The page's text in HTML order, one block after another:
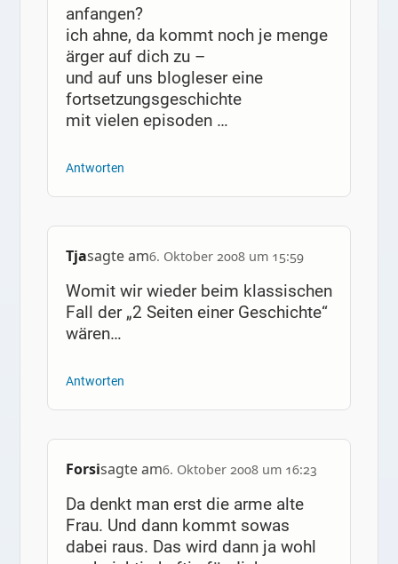
anfangen?
ich ahne, da kommt noch je menge
ärger auf dich zu –
und auf uns blogleser eine
fortsetzungsgeschichte
mit vielen episoden …
Antworten
Tjasagte am6. Oktober 2008 um 15:59
Womit wir wieder beim klassischen
Fall der „2 Seiten einer Geschichte“
wären…
Antworten
Forsisagte am6. Oktober 2008 um 16:23
Da denkt man erst die arme alte
Frau. Und dann kommt sowas
dabei raus. Das wird dann ja wohl